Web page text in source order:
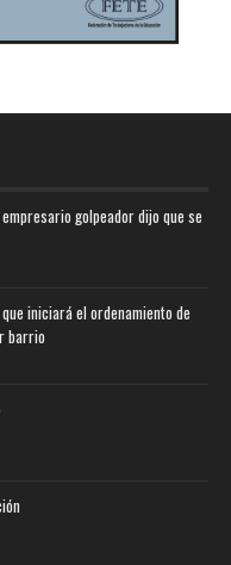
golpeador dijo que se
iniciará el ordenamiento de
barrio